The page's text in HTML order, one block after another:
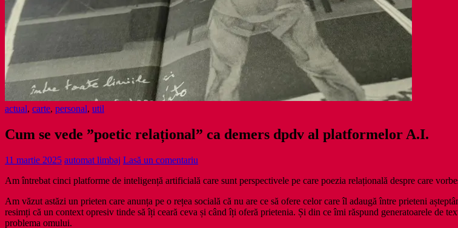
actual, carte, personal, util
Cum se vede ”poetic relațional” ca demers dpdv al platformelor A.I.
11 martie 2025 automat limbaj Lasă un comentariu
Am întrebat cinci platforme de inteligență artificială care sunt perspectivele pe care poezia relațională despre care
Am văzut astăzi un prieten care anunța pe o rețea socială că nu are ce să ofere celor care îl adaugă între prieteni
resimți că un context opresiv tinde să îți ceară ceva și când îți oferă prietenia. Și din ce îmi răspund generatoarele de
problema omului.